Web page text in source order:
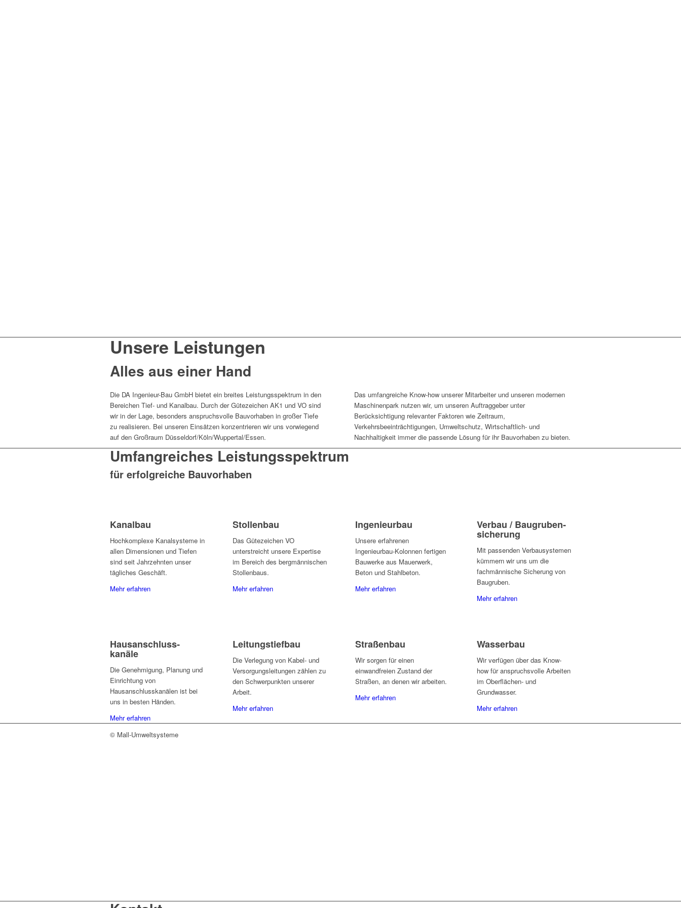
Unsere Leistungen
Alles aus einer Hand
Die DA Ingenieur-Bau GmbH bietet ein breites Leistungsspektrum in den
Bereichen Tief- und Kanalbau. Durch der Gütezeichen AK1 und VO sind
wir in der Lage, besonders anspruchsvolle Bauvorhaben in großer Tiefe
zu realisieren. Bei unseren Einsätzen konzentrieren wir uns vorwiegend
auf den Großraum Düsseldorf/Köln/Wuppertal/Essen.
Das umfangreiche Know-how unserer Mitarbeiter und unseren modernen
Maschinenpark nutzen wir, um unseren Auftraggeber unter
Berücksichtigung relevanter Faktoren wie Zeitraum,
Verkehrsbeeinträchtigungen, Umweltschutz, Wirtschaftlich- und
Nachhaltigkeit immer die passende Lösung für ihr Bauvorhaben zu bieten.
Umfangreiches Leistungsspektrum
für erfolgreiche Bauvorhaben
Kanalbau
Hochkomplexe Kanalsysteme in
allen Dimensionen und Tiefen
sind seit Jahrzehnten unser
tägliches Geschäft.
Mehr erfahren
Stollenbau
Das Gütezeichen VO
unterstreicht unsere Expertise
im Bereich des bergmännischen
Stollenbaus.
Mehr erfahren
Ingenieurbau
Unsere erfahrenen
Ingenieurbau-Kolonnen fertigen
Bauwerke aus Mauerwerk,
Beton und Stahlbeton.
Mehr erfahren
Verbau / Bau­gruben­
sicherung
Mit passenden Verbausystemen
kümmern wir uns um die
fachmännische Sicherung von
Baugruben.
Mehr erfahren
Haus­anschluss­
kanäle
Die Genehmigung, Planung und
Einrichtung von
Hausanschlusskanälen ist bei
uns in besten Händen.
Mehr erfahren
Leitung­stiefbau
Die Verlegung von Kabel- und
Versorgungsleitungen zählen zu
den Schwerpunkten unserer
Arbeit.
Mehr erfahren
Straßenbau
Wir sorgen für einen
einwandfreien Zustand der
Straßen, an denen wir arbeiten.
Mehr erfahren
Wasserbau
Wir verfügen über das Know-
how für anspruchsvolle Arbeiten
im Oberflächen- und
Grundwasser.
Mehr erfahren
© Mall-Umweltsysteme